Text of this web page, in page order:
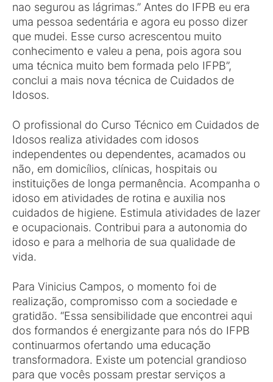
nao segurou as lágrimas.” Antes do IFPB eu era
uma pessoa sedentária e agora eu posso dizer
que mudei. Esse curso acrescentou muito
conhecimento e valeu a pena, pois agora sou
uma técnica muito bem formada pelo IFPB”,
conclui a mais nova técnica de Cuidados de
Idosos.
O profissional do Curso Técnico em Cuidados de
Idosos realiza atividades com idosos
independentes ou dependentes, acamados ou
não, em domicílios, clínicas, hospitais ou
instituições de longa permanência. Acompanha o
idoso em atividades de rotina e auxilia nos
cuidados de higiene. Estimula atividades de lazer
e ocupacionais. Contribui para a autonomia do
idoso e para a melhoria de sua qualidade de
vida.
Para Vinicius Campos, o momento foi de
realização, compromisso com a sociedade e
gratidão. “Essa sensibilidade que encontrei aqui
dos formandos é energizante para nós do IFPB
continuarmos ofertando uma educação
transformadora. Existe um potencial grandioso
para que vocês possam prestar serviços a